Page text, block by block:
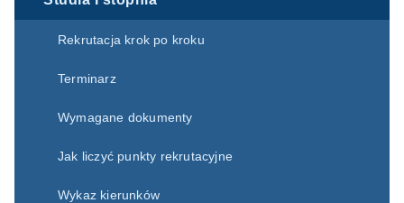
Rekrutacja krok po kroku
Terminarz
Wymagane dokumenty
Jak liczyć punkty rekrutacyjne
Wykaz kierunków